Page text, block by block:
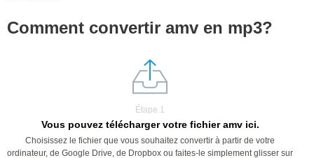
Comment convertir amv en mp3?
Étape 1
Vous pouvez télécharger votre fichier amv ici.
Choisissez le fichier que vous souhaitez convertir à partir de votre
ordinateur, de Google Drive, de Dropbox ou faites-le simplement glisser sur